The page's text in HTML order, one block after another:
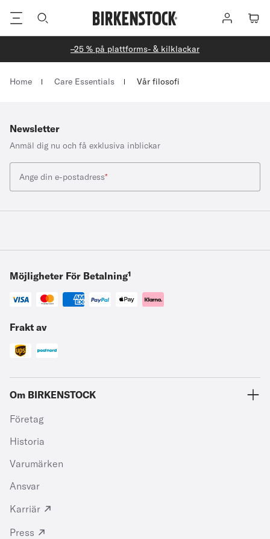
in
–25 % på plattforms- & kilklackar
Homepage
Home Care Essentials Vår filosofi
Newsletter
Anmäl dig nu och få exklusiva inblickar
Ange din e-postadress*
Möjligheter För Betalning¹
Frakt av
Om BIRKENSTOCK
Företag
Historia
Varumärken
Ansvar
Karriär
Press